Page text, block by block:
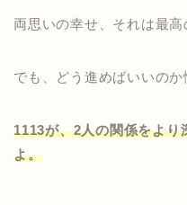
両思いの幸せ、それは最高
でも、どう進めばいいのか
1113が、2人の関係をより
よ。